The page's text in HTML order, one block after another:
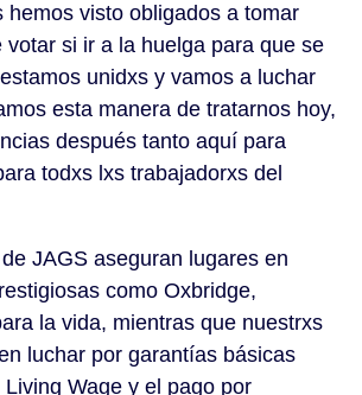
hemos visto obligados a tomar
votar si ir a la huelga para que se
unidxs y vamos a luchar
esta manera de tratarnos hoy,
después tanto aquí para
todxs lxs trabajadorxs del
JAGS aseguran lugares en
como Oxbridge,
la vida, mientras que nuestrxs
luchar por garantías básicas
Wage y el pago por